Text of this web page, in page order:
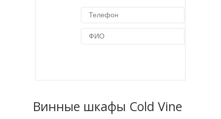
Винные шкафы Cold Vine